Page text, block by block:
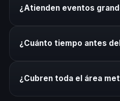
rider técnico. Sin
¿Atienden eventos
del conferencista al formato
¿Cuánto tiempo antes
urgentes, tenemos
¿Cubren toda el área